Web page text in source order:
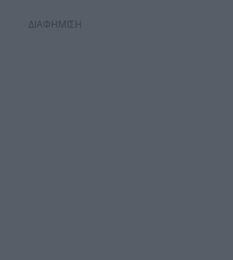
ΔΙΑΦΗΜΙΣΗ